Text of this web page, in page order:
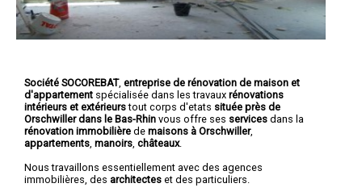
Société SOCOREBAT, entreprise de rénovation de maison et
d'appartement spécialisée dans les travaux rénovations
intérieurs et extérieurstout corps d'etats située près de
Orschwiller dans le Bas-Rhin vous offre ses services dans la
rénovation immobilière de maisons à Orschwiller,
appartements manoirs châteaux.
Nous travaillons essentiellement avec des agences
immobilières, des architectes et des particuliers.